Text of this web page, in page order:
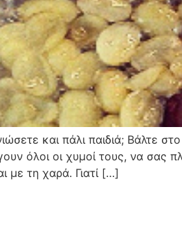
και πάλι παιδιά; Βάλτε
όλοι οι χυμοί τους, να σας
με τη χαρά. Γιατί […]